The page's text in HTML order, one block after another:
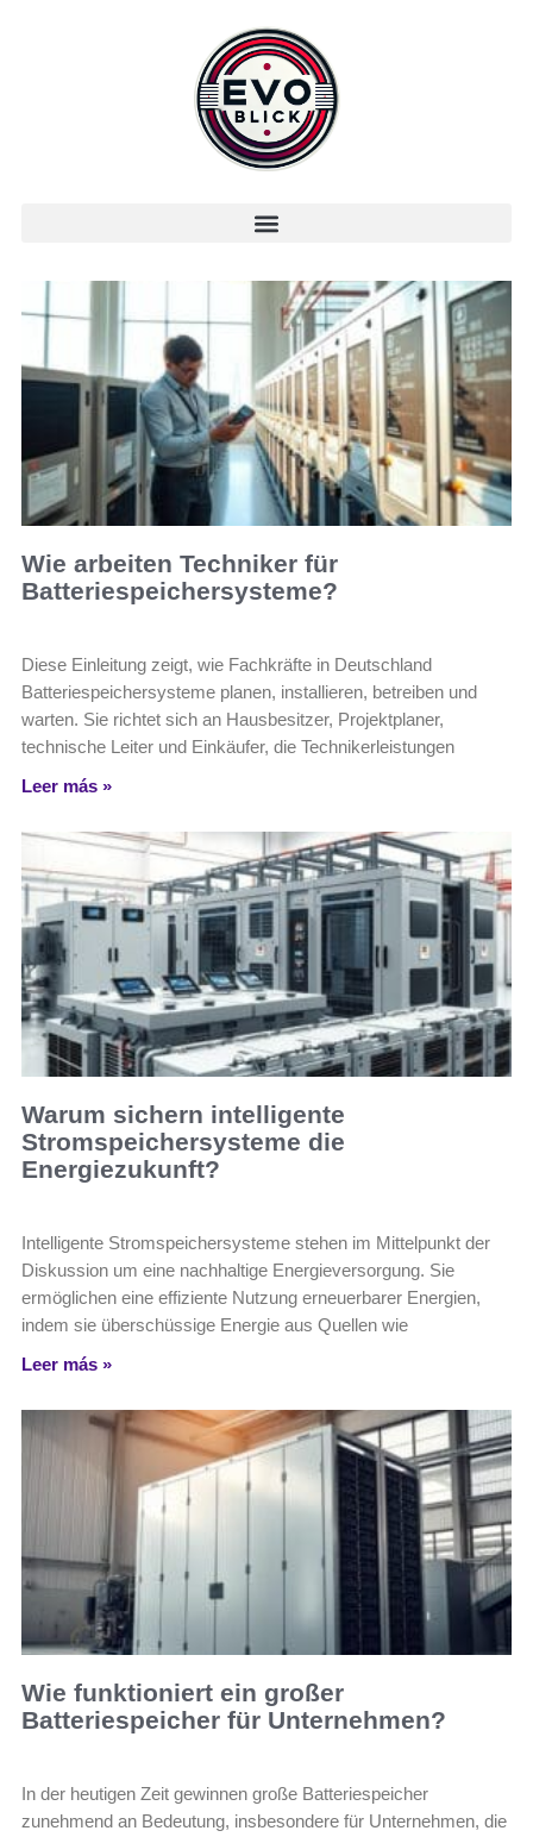
Wie arbeiten Techniker für
Batteriespeichersysteme?
Diese Einleitung zeigt, wie Fachkräfte in Deutschland
Batteriespeichersysteme planen, installieren, betreiben und
warten. Sie richtet sich an Hausbesitzer, Projektplaner,
technische Leiter und Einkäufer, die Technikerleistungen
Leer más »
Warum sichern intelligente
Stromspeichersysteme die
Energiezukunft?
Intelligente Stromspeichersysteme stehen im Mittelpunkt der
Diskussion um eine nachhaltige Energieversorgung. Sie
ermöglichen eine effiziente Nutzung erneuerbarer Energien,
indem sie überschüssige Energie aus Quellen wie
Leer más »
Wie funktioniert ein großer
Batteriespeicher für Unternehmen?
In der heutigen Zeit gewinnen große Batteriespeicher
zunehmend an Bedeutung, insbesondere für Unternehmen, die